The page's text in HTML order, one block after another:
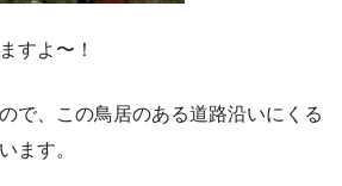
すよ〜！
で、この鳥居のある道路沿いにくる
ます。